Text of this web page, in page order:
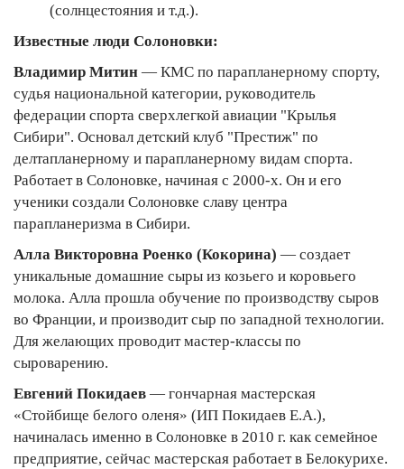
(солнцестояния и т.д.).
Известные люди Солоновки:
Владимир Митин — КМС по парапланерному спорту,
судья национальной категории, руководитель
федерации спорта сверхлегкой авиа­ции "Крылья
Сибири". Основал детский клуб "Престиж" по
делтапланерному и парапланерному видам спорта.
Работает в Солоновке, начиная с 2000-х. Он и его
ученики создали Солоновке славу центра
парапланеризма в Сибири.
Алла Викторовна Роенко (Кокорина) — создает
уникальные домашние сыры из козьего и коровьего
молока. Алла прошла обучение по производству сыров
во Франции, и производит сыр по западной технологии.
Для желающих проводит мастер-классы по
сыроварению.
Евгений Покидаев — гончарная мастерская
«Стойбище белого оленя» (ИП Покидаев Е.А.),
начиналась именно в Солоновке в 2010 г. как семейное
предприятие, сейчас мастерская работает в Белокурихе.